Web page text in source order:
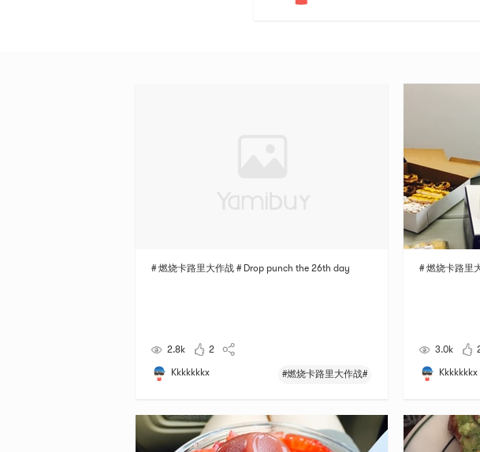
# 燃烧卡路里大作战 # Drop punch the 26th day
2.8k 2
Kkkkkkkx #燃烧卡路里大作战#
# 燃烧卡路里
3.0k
Kkkkkkkx